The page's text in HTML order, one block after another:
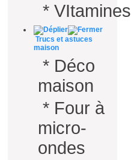
* VItamines
Trucs et astuces
maison
* Déco
maison
* Four à
micro-
ondes